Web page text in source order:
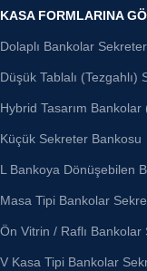
KASA FORMLARINA
Dolaplı Bankolar
Düşük Tablalı (Tezgahlı)
Hybrid Tasarım
Küçük Sekreter Bankosu
L Bankoya Dönüşebilen
Masa Tipi Bankolar
Ön Vitrin / Raflı
V Kasa Tipi Bankolar